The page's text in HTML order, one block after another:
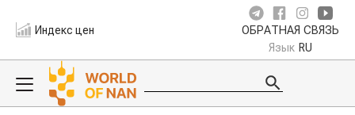
Индекс цен ОБРАТНАЯ СВЯЗЬ
Язык RU